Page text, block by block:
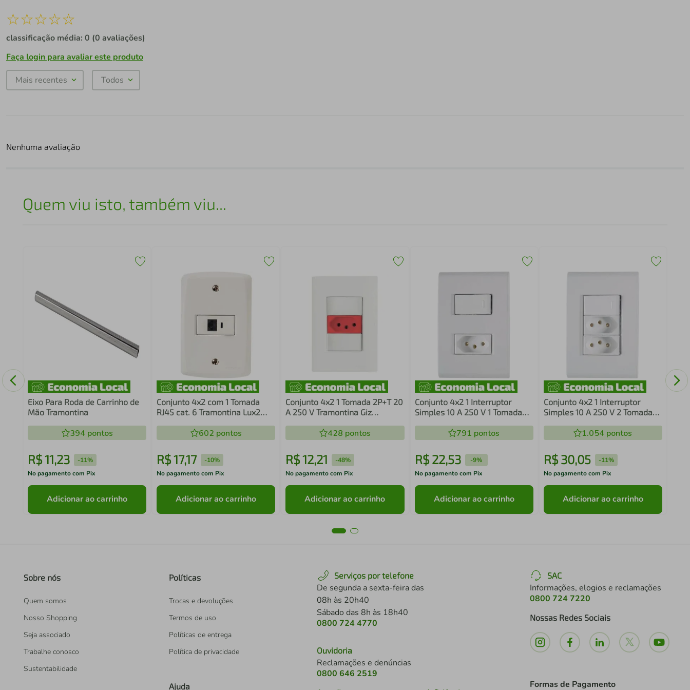
☆☆☆☆☆
classificação média: 0 (0 avaliações)
Faça login para avaliar este produto
Mais recentes Todos
Nenhuma avaliação
Quem viu isto, também viu...
Eixo Para Roda de Carrinho de
Mão Tramontina
394pontos
R$11,23 -11%
No pagamento com Pix
Adicionar ao carrinho
Conjunto 4x2 com 1 Tomada
RJ45 cat. 6 Tramontina Lux2
602 pontos
R$17,17 -10%
No pagamento com Pix
Adicionar ao carrinho
Conjunto 4x2 1 Tomada 2P+T 20
A 250 V Tramontina Giz
428 pontos
R$12,21 -48%
No pagamento com Pix
Adicionar ao carrinho
Conjunto 4x2 1 Interruptor
Simples 10 A 250 V 1 Tomada
791 pontos
R$ 22,53 -9%
No pagamento com Pix
Adicionar ao carrinho
Conjunto 4x2 1 Interruptor
Simples 10 A 250 V 2 Tomadas
1.054 pontos
R$ 30,05 -11%
No pagamento com Pix
Adicionar ao carrinho
V
Sobre nós
Quem somos
Nosso Shopping
Seja associado
Trabalhe conosco
Sustentabilidade
Políticas
Trocas e devoluções
Termos de uso
Políticas de entrega
Política de privacidade
Ajuda
Serviços por telefone
De segunda a sexta-feira das
08h às 20h40
Sábado das 8h às 18h40
0800 724 4770
Ouvidoria
Reclamações e denúncias
0800 646 2519
SAC
Informações, elogios e reclamações
0800 724 7220
Nossas Redes Sociais
Formas de Pagamento